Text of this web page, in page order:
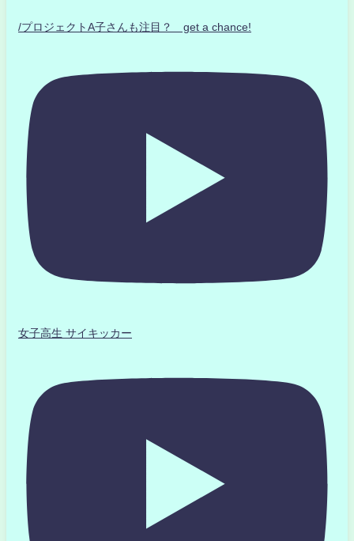
/プロジェクトA子さんも注目？ get a chance!
女子高生 サイキッカー